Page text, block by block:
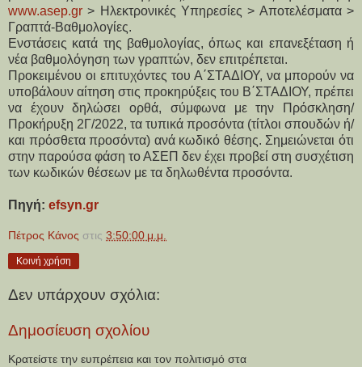
www.asep.gr > Ηλεκτρονικές Υπηρεσίες > Αποτελέσματα >
Γραπτά-Βαθμολογίες.
Ενστάσεις κατά της βαθμολογίας, όπως και επανεξέταση ή
νέα βαθμολόγηση των γραπτών, δεν επιτρέπεται.
Προκειμένου οι επιτυχόντες του Α΄ΣΤΑΔΙΟΥ, να μπορούν να
υποβάλουν αίτηση στις προκηρύξεις του Β΄ΣΤΑΔΙΟΥ, πρέπει
να έχουν δηλώσει ορθά, σύμφωνα με την Πρόσκληση/
Προκήρυξη 2Γ/2022, τα τυπικά προσόντα (τίτλοι σπουδών ή/
και πρόσθετα προσόντα) ανά κωδικό θέσης. Σημειώνεται ότι
στην παρούσα φάση το ΑΣΕΠ δεν έχει προβεί στη συσχέτιση
των κωδικών θέσεων με τα δηλωθέντα προσόντα.
Πηγή: efsyn.gr
Πέτρος Κάνος στις 3:50:00 μ.μ.
Κοινή χρήση
Δεν υπάρχουν σχόλια:
Δημοσίευση σχολίου
Κρατείστε την ευπρέπεια και τον πολιτισμό στα